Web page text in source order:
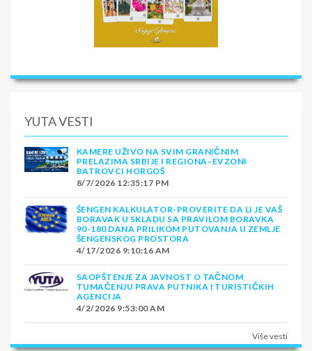
11. dan (utorak 30. jun / 21. jul / 11. avgust / 01.
septembar) DRAČ
Uplovljavanje u luku DRAČ u prepodnevnim satima.
Nakon obavljanja neophodne pasoške i carinske
(Rimski amfiteatar, Vizantijski market, ostaci vizantijskih
polaska ka Srbiji. Putovanja preko Albanije i Crne Gore.
12. dan (sreda 01. jul / 22. jul / 12. avgust / 02.
septembar)
Povratak u Beograd – Novi Sad u prepodnevnim satima.
Kraj putovanja.
SMENE
20. jun – 01. jul 2026. 11 – 22. jul 2026. 01 – 12. avgust
2026. 22. avgust – 02. septembar 2026.
YUTA VESTI
KAMERE UŽIVO NA SVIM GRANIČNIM
PRELAZIMA SRBIJE I REGIONA–EVZONI
BATROVCI HORGOŠ
8/7/2026 12:35:17 PM
ŠENGEN KALKULATOR-PROVERITE DA LI JE VAŠ
BORAVAK U SKLADU SA PRAVILOM BORAVKA
90-180 DANA PRILIKOM PUTOVANJA U ZEMLJE
ŠENGENSKOG PROSTORA
4/17/2026 9:10:16 AM
SAOPŠTENJE ZA JAVNOST O TAČNOM
TUMAČENJU PRAVA PUTNIKA I TURISTIČKIH
AGENCIJA
4/2/2026 9:53:00 AM
Više vesti